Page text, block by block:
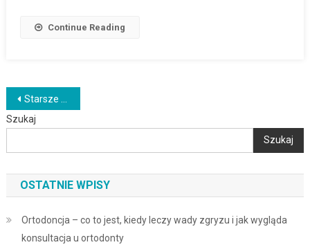
Continue Reading
Nawigacja
po
wpisach
Starsze wpisy
Szukaj
Szukaj
OSTATNIE WPISY
Ortodoncja – co to jest, kiedy leczy wady zgryzu i jak wygląda
konsultacja u ortodonty